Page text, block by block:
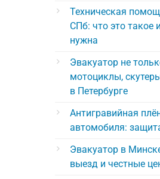
Техническая
СПб: что это такое
нужна
Эвакуатор не
мотоциклы,
в Петербурге
Антигравийная
автомобиля:
Эвакуатор в
выезд и честные